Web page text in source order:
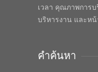
เวลา คุณภาพการ
บริหารงาน และหน้
คำค้นหา